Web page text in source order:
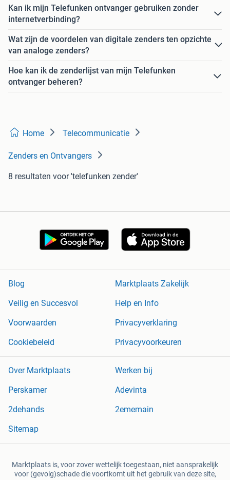
Kan ik mijn Telefunken ontvanger gebruiken zonder
internetverbinding?
Wat zijn de voordelen van digitale zenders ten opzichte
van analoge zenders?
Hoe kan ik de zenderlijst van mijn Telefunken
ontvanger beheren?
Home Telecommunicatie
Zenders en Ontvangers
8 resultaten voor 'telefunken zender'
Blog
Marktplaats Zakelijk
Veilig en Succesvol
Help en Info
Voorwaarden
Privacyverklaring
Cookiebeleid
Privacyvoorkeuren
Over Marktplaats
Werken bij
Perskamer
Adevinta
2dehands
2ememain
Sitemap
Marktplaats is, voor zover wettelijk toegestaan, niet aansprakelijk
voor (gevolg)schade die voortkomt uit het gebruik van deze site,